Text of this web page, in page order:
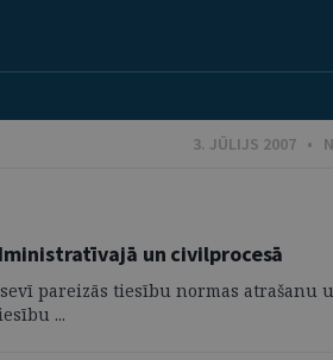
3. JŪLIJS 2007 •
un civilprocesā
pareizās tiesību normas
...